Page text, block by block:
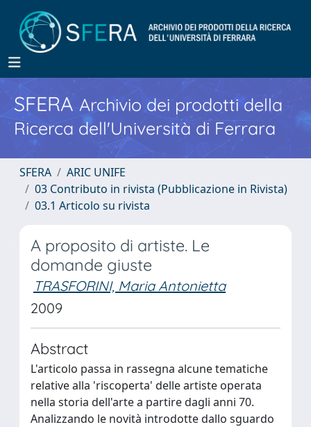
SFERA Archivio dei prodotti della
Ricerca dell'Università di Ferrara
SFERA
ARIC UNIFE
03 Contributo in rivista (Pubblicazione in Rivista)
03.1 Articolo su rivista
A proposito di artiste. Le
domande giuste
TRASFORINI, Maria Antonietta
2009
Abstract
L'articolo passa in rassegna alcune tematiche
relative alla 'riscoperta' delle artiste operata
nella storia dell'arte a partire dagli anni 70.
Analizzando le novità introdotte dallo sguardo